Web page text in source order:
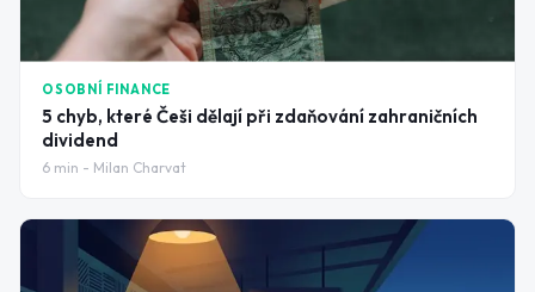
OSOBNÍ FINANCE
5 chyb, které Češi dělají při zdaňování zahraničních
dividend
6 min - Milan Charvat